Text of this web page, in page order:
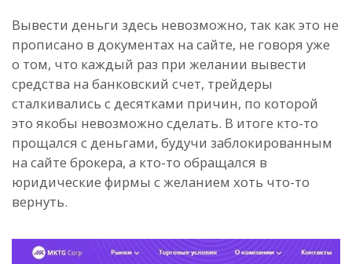
Вывести деньги здесь невозможно, так как это не
прописано в документах на сайте, не говоря уже
о том, что каждый раз при желании вывести
средства на банковский счет, трейдеры
сталкивались с десятками причин, по которой
это якобы невозможно сделать. В итоге кто-то
прощался с деньгами, будучи заблокированным
на сайте брокера, а кто-то обращался в
юридические фирмы с желанием хоть что-то
вернуть.